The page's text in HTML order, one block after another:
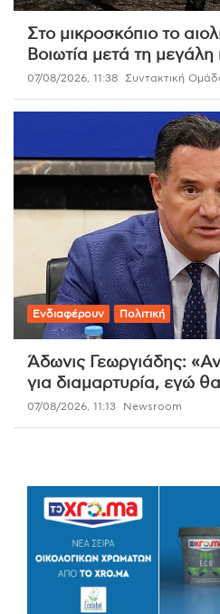
Στο μικροσκόπιο το
Βοιωτία μετά τη μεγάλη
07/08/2026, 11:38 Συντακτική
Ενδιαφέρουν Πολιτική
Άδωνις Γεωργιάδης:
για διαμαρτυρία, εγώ
07/08/2026, 11:13 Newsroom